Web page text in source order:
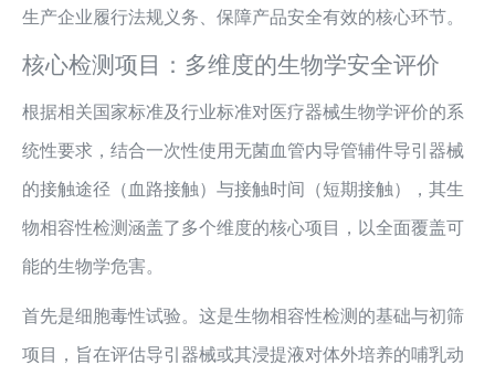
生产企业履行法规义务、保障产品安全有效的核心环节。
核心检测项目：多维度的生物学安全评价
根据相关国家标准及行业标准对医疗器械生物学评价的系
统性要求，结合一次性使用无菌血管内导管辅件导引器械
的接触途径（血路接触）与接触时间（短期接触），其生
物相容性检测涵盖了多个维度的核心项目，以全面覆盖可
能的生物学危害。
首先是细胞毒性试验。这是生物相容性检测的基础与初筛
项目，旨在评估导引器械或其浸提液对体外培养的哺乳动